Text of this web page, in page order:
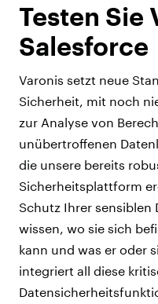
Testen Sie
Salesforce
Varonis setzt neue
Sicherheit, mit noch
zur Analyse von
unübertroffenen
die unsere bereits
Sicherheitsplattform
Schutz Ihrer sensiblen
wissen, wo sie sich
kann und was er oder
integriert all diese